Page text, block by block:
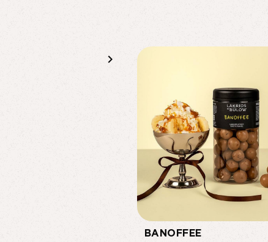
keyboard_arrow_right
BANOFFEE